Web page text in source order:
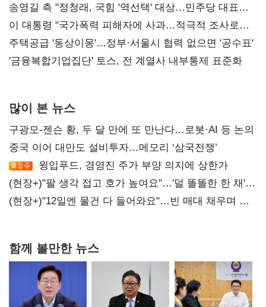
리모델링' 제안
송영길 측 "정청래, 국힘 '역선택' 대상…민주당 대표로
총선 지휘 못해"
이 대통령 "국가폭력 피해자에 사과…적극적 조사로
진실 밝혀야"
주택공급 '동상이몽'…정부·서울시 협력 없으면 '공수표'
'금융복합기업집단' 토스, 전 계열사 내부통제 표준화
많이 본 뉴스
구광모-젠슨 황, 두 달 만에 또 만난다…로봇·AI 등 논의
중국 이어 대만도 설비투자…메모리 ‘삼국전쟁’
윙입푸드, 경영진 주가 부양 의지에 상한가
(현장+)"팔 생각 접고 호가 높여요"…'덜 똘똘한 한 채'
20억 키맞추기
(현장+)"12일엔 물건 다 들어와요"…빈 매대 채우며 문
함께 볼만한 뉴스